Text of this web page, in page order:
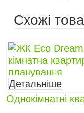
Схожі
Детальніше
Однокімнатні